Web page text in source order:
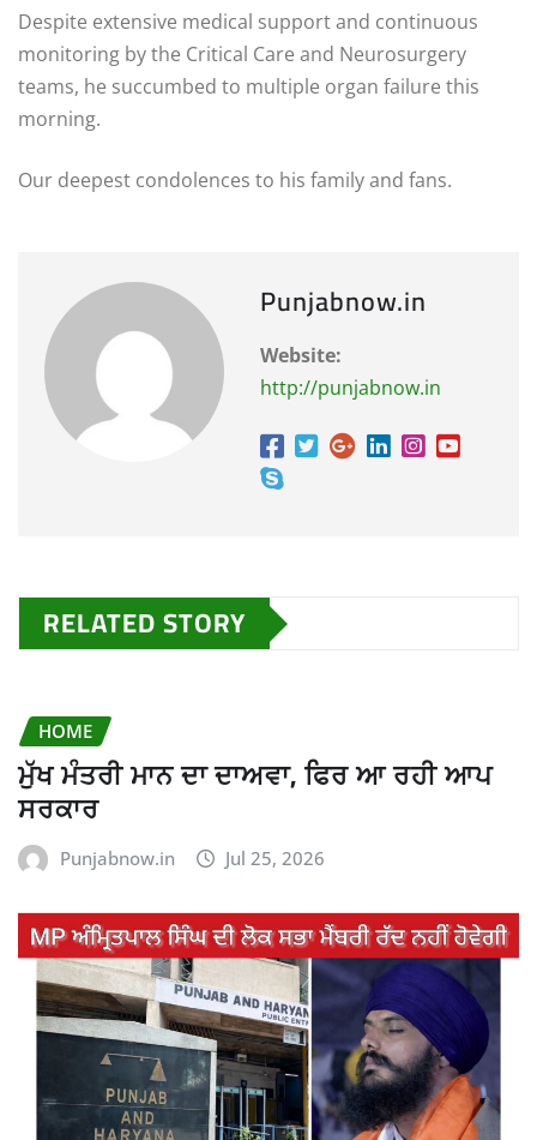
Despite extensive medical support and continuous
monitoring by the Critical Care and Neurosurgery
teams, he succumbed to multiple organ failure this
morning.
Our deepest condolences to his family and fans.
Punjabnow.in
Website:
http://punjabnow.in
RELATED STORY
HOME
ਮੁੱਖ ਮੰਤਰੀ ਮਾਨ ਦਾ ਦਾਅਵਾ, ਫਿਰ ਆ ਰਹੀ ਆਪ
ਸਰਕਾਰ
Punjabnow.in Jul 25, 2026